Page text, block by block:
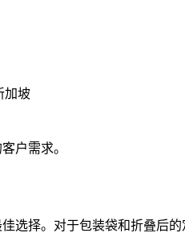
加坡
户需求。
选择。对于包装袋和折叠后